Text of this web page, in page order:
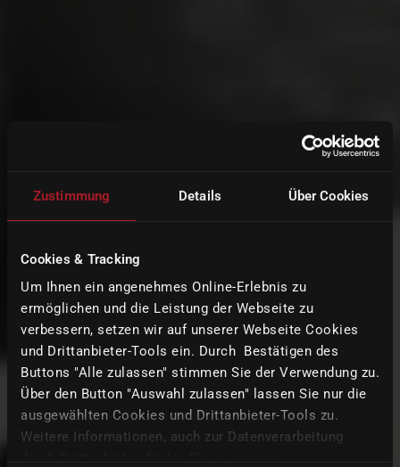
Zustimmung Details Über Cookies
Cookies & Tracking
Um Ihnen ein angenehmes Online-Erlebnis zu
ermöglichen und die Leistung der Webseite zu
verbessern, setzen wir auf unserer Webseite Cookies
und Drittanbieter-Tools ein. Durch Bestätigen des
Buttons "Alle zulassen" stimmen Sie der Verwendung zu.
Über den Button "Auswahl zulassen" lassen Sie nur die
ausgewählten Cookies und Drittanbieter-Tools zu.
Weitere Informationen, auch zur Datenverarbeitung